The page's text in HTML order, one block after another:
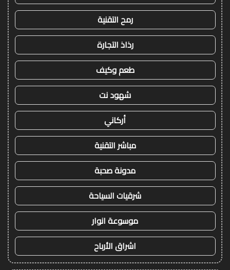
رمح التقنية
رذاذ التجارة
طعم وكيف
شهود نت
أركاني
مباشر التقنية
مدونة صحبة
شرقيات السياحة
موسوعة انوار
اشراق الأرباح